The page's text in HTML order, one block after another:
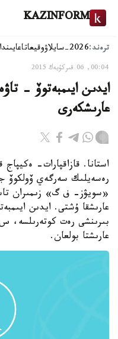
KAZINFORM
ترەند:2026-سايلاۋ وقيعا
00:04, 06 قىركۇيەك 2015
ايدىن ايىمبەتوۆ -
عارىشكەرى
استانا. قازاقپارات- ەكيپاج
رەسەيلىك سەرگەي ۆولكوۆ
«سويۋز- ف گ» زىمىران
عارىشقا ۇشتى. ايدىن
عارىشتا بولعان.